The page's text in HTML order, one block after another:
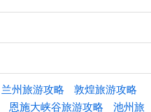
兰州旅游攻略
敦煌旅游攻略
恩施大峡谷旅游攻略 池州旅